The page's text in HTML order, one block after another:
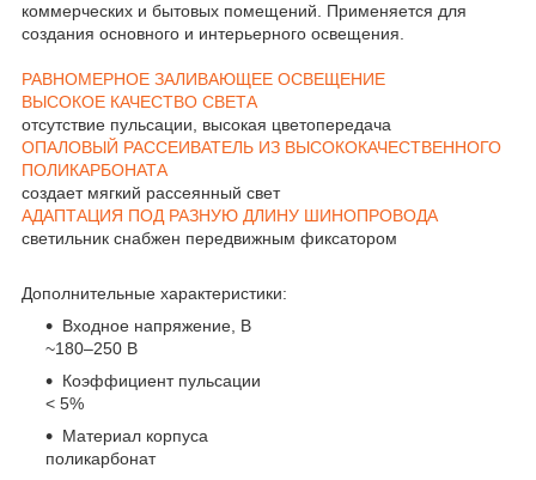
коммерческих и бытовых помещений. Применяется для
создания основного и интерьерного освещения.
РАВНОМЕРНОЕ ЗАЛИВАЮЩЕЕ ОСВЕЩЕНИЕ
ВЫСОКОЕ КАЧЕСТВО СВЕТА
отсутствие пульсации, высокая цветопередача
ОПАЛОВЫЙ РАССЕИВАТЕЛЬ ИЗ ВЫСОКОКАЧЕСТВЕННОГО
ПОЛИКАРБОНАТА
создает мягкий рассеянный свет
АДАПТАЦИЯ ПОД РАЗНУЮ ДЛИНУ ШИНОПРОВОДА
светильник снабжен передвижным фиксатором
Дополнительные характеристики:
Входное напряжение, В
~180–250 В
Коэффициент пульсации
< 5%
Материал корпуса
поликарбонат